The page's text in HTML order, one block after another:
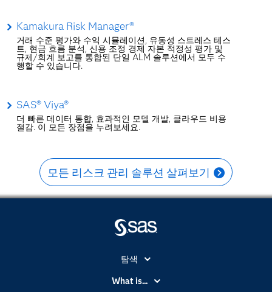
Kamakura Risk Manager®
거래 수준 평가와 수익 시뮬레이션, 유동성 스트레스 테스
트, 현금 흐름 분석, 신용 조정 경제 자본 적정성 평가 및
규제/회계 보고를 통합된 단일 ALM 솔루션에서 모두 수
행할 수 있습니다.
SAS® Viya®
더 빠른 데이터 통합, 효과적인 모델 개발, 클라우드 비용
절감. 이 모든 장점을 누려보세요.
모든 리스크 관리 솔루션 살펴보기
탐색
My SAS
What is...